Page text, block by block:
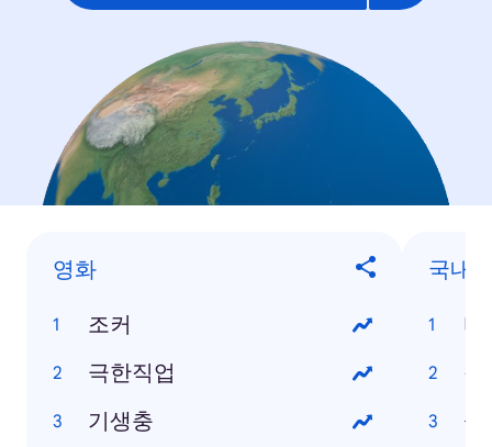
영화
조커
극한직업
기생충
국내
타
정
설